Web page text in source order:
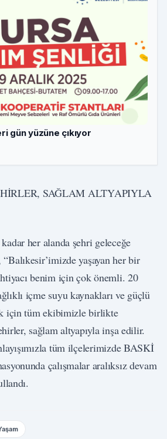
gün yüzüne çıkıyor
SAĞLAM ALTYAPIYLA
her alanda şehri geleceğe
“Balıkesir’imizde yaşayan her bir
benim için çok önemli. 20
içme suyu kaynakları ve güçlü
için tüm ekibimizle birlikte
sağlam altyapıyla inşa edilir.
tüm ilçelerimizde BASKİ
çalışmalar aralıksız devam